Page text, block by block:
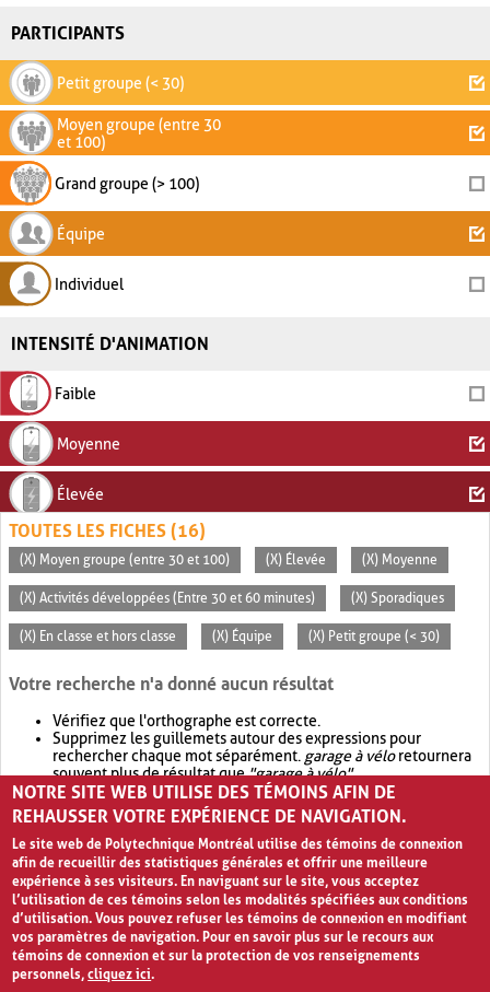
PARTICIPANTS
Petit groupe (< 30)
Moyen groupe (entre 30
et 100)
Grand groupe (> 100)
Équipe
Individuel
INTENSITÉ D'ANIMATION
Faible
Moyenne
Élevée
TOUTES LES FICHES (16)
(X) Moyen groupe (entre 30 et 100) (X) Élevée (X) Moyenne
(X) Activités développées (Entre 30 et 60 minutes) (X) Sporadiques
(X) En classe et hors classe (X) Équipe (X) Petit groupe (< 30)
Votre recherche n'a donné aucun résultat
Vérifiez que l'orthographe est correcte.
Supprimez les guillemets autour des expressions pour
rechercher chaque mot séparément. garage à véloretournera
souvent plus de résultat que"garage à vélo".
Envisagez d'élargir votre recherche avec OR.garage OR vélo
retournera souvent plus de résultat quegarage à vélo
NOTRE SITE WEB UTILISE DES TÉMOINS AFIN DE
REHAUSSER VOTRE EXPÉRIENCE DE NAVIGATION.
Le site web de Polytechnique Montréal utilise des témoins de connexion
afin de recueillir des statistiques générales et offrir une meilleure
expérience à ses visiteurs. En naviguant sur le site, vous acceptez
l’utilisation de ces témoins selon les modalités spécifiées aux conditions
d’utilisation. Vous pouvez refuser les témoins de connexion en modifiant
vos paramètres de navigation. Pour en savoir plus sur le recours aux
témoins de connexion et sur la protection de vos renseignements
personnels,cliquez ici.